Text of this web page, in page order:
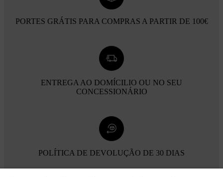
PORTES GRÁTIS PARA COMPRAS A PARTIR DE 100€
ENTREGA AO DOMÍCILIO OU NO SEU
CONCESSIONÁRIO
POLÍTICA DE DEVOLUÇÃO DE 30 DIAS